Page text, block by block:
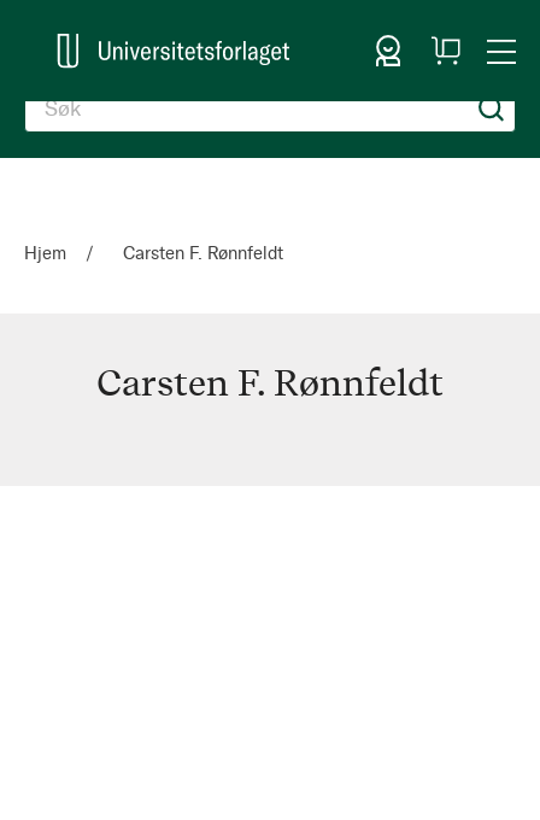
Logg inn
Handlekurv
Hjem Carsten F. Rønnfeldt
Carsten F. Rønnfeldt